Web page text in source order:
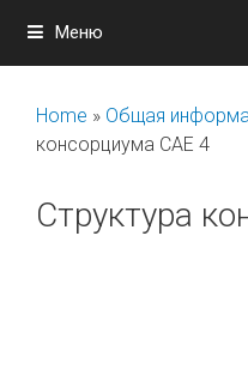
содержимому
Меню
Home » Общая
консорциума САЕ 4
Структура